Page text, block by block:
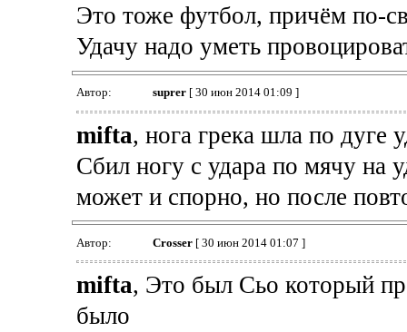
Это тоже футбол, причём по-
Удачу надо уметь
Автор: suprer[ 30 июн 2014 01:09 ]
mifta, нога грека шла по дуге
Сбил ногу с удара по мячу на
может и спорно, но после
Автор: Crosser[ 30 июн 2014 01:07 ]
mifta, Это был Сьо который
было